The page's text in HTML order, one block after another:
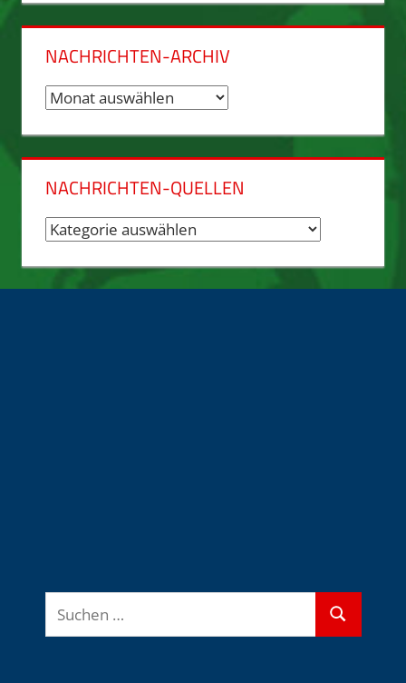
NACHRICHTEN-ARCHIV
Nachrichten-
NACHRICHTEN-QUELLEN
Nachrichten-
Suchen
nach:
Suchen